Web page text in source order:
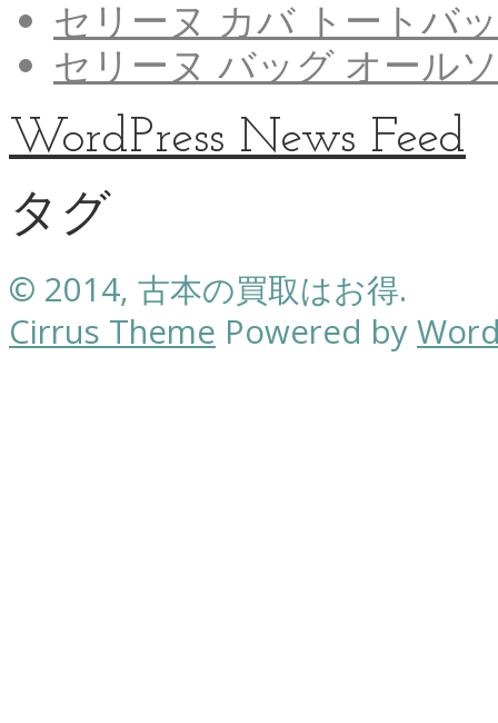
セリーヌ カバ トートバ
セリーヌ バッグ オール
WordPress News Feed
タグ
© 2014, 古本の買取はお得.
Cirrus Theme Powered by